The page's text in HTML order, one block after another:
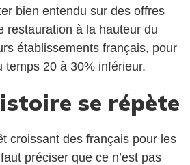
bien entendu sur des offres
restauration à la hauteur du
établissements français, pour
temps 20 à 30% inférieur.
se répète
croissant des français pour les
préciser que ce n’est pas